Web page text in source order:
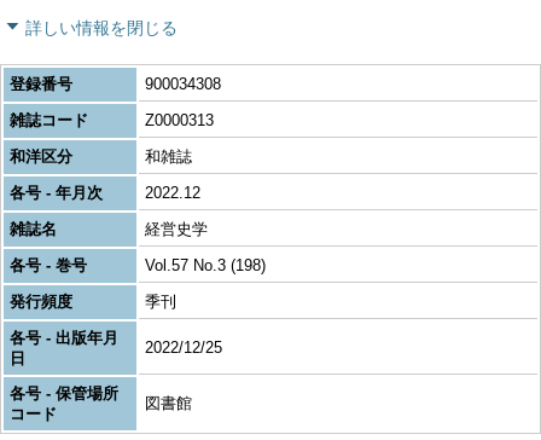
詳しい情報を閉じる
登録番号
900034308
雑誌コード
Z0000313
和洋区分
和雑誌
各号 - 年月次
2022.12
雑誌名
経営史学
各号 - 巻号
Vol.57 No.3 (198)
発行頻度
季刊
各号 - 出版年月
日
2022/12/25
各号 - 保管場所
コード
図書館